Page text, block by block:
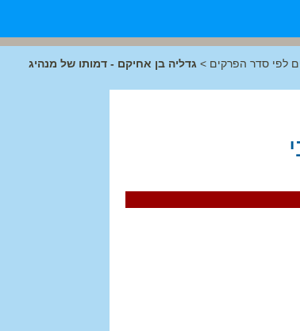
לפי סדר הפרקים > גדליה בן אחיקם - דמותו של מנהיג